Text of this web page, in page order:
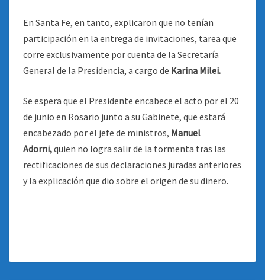
En Santa Fe, en tanto, explicaron que no tenían
participación en la entrega de invitaciones, tarea que
corre exclusivamente por cuenta de la Secretaría
General de la Presidencia, a cargo de Karina Milei.
Se espera que el Presidente encabece el acto por el 20
de junio en Rosario junto a su Gabinete, que estará
encabezado por el jefe de ministros, Manuel
Adorni,quien no logra salir de la tormenta tras las
rectificaciones de sus declaraciones juradas anteriores
y la explicación que dio sobre el origen de su dinero.